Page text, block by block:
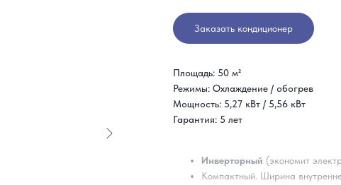
Заказать кондиционер
Площадь: 50 м²
Режимы: Охлаждение / обогрев
Мощность: 5,27 кВт / 5,56 кВт
Гарантия: 5 лет
Инверторный (экономит
Компактный. Ширина